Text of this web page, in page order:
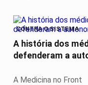
CONTRA O SISTEMA
A história dos
defenderam a
A Medicina no Front